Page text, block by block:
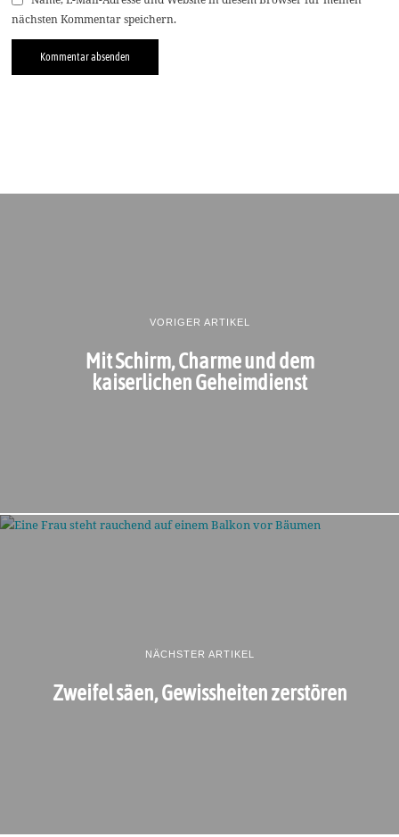
nächsten Kommentar speichern.
VORIGER ARTIKEL
Mit Schirm, Charme und dem
kaiserlichen Geheimdienst
NÄCHSTER ARTIKEL
Zweifel säen, Gewissheiten zerstören